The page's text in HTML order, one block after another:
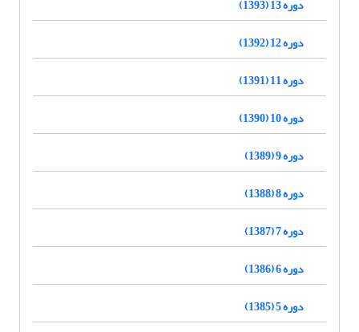
دوره 13 (1393)
دوره 12 (1392)
دوره 11 (1391)
دوره 10 (1390)
دوره 9 (1389)
دوره 8 (1388)
دوره 7 (1387)
دوره 6 (1386)
دوره 5 (1385)